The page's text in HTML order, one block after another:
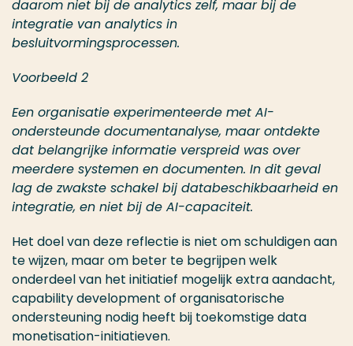
daarom niet bij de analytics zelf, maar bij de
integratie van analytics in
besluitvormingsprocessen.
Voorbeeld 2
Een organisatie experimenteerde met AI-
ondersteunde documentanalyse, maar ontdekte
dat belangrijke informatie verspreid was over
meerdere systemen en documenten. In dit geval
lag de zwakste schakel bij databeschikbaarheid en
integratie, en niet bij de AI-capaciteit.
Het doel van deze reflectie is niet om schuldigen aan
te wijzen, maar om beter te begrijpen welk
onderdeel van het initiatief mogelijk extra aandacht,
capability development of organisatorische
ondersteuning nodig heeft bij toekomstige data
monetisation-initiatieven.